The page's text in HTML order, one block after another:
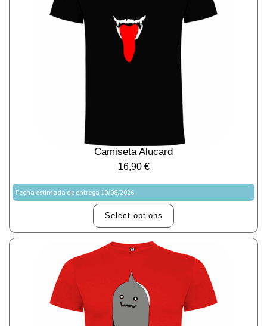
Camiseta Alucard
16,90 €
Fecha estimada de entrega 10/08/2026
Select options